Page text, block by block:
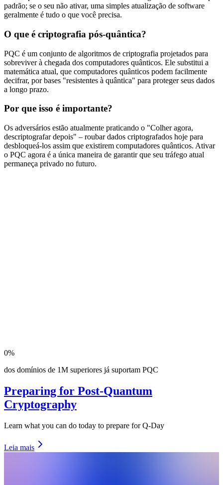
padrão; se o seu não ativar, uma simples atualização de software
geralmente é tudo o que você precisa.
O que é criptografia pós-quântica?
PQC é um conjunto de algoritmos de criptografia projetados para
sobreviver à chegada dos computadores quânticos. Ele substitui a
matemática atual, que computadores quânticos podem facilmente
decifrar, por bases "resistentes à quântica" para proteger seus dados
a longo prazo.
Por que isso é importante?
Os adversários estão atualmente praticando o "Colher agora,
descriptografar depois" – roubar dados criptografados hoje para
desbloqueá-los assim que existirem computadores quânticos. Ativar
o PQC agora é a única maneira de garantir que seu tráfego atual
permaneça privado no futuro.
0%
dos domínios de 1M superiores já suportam PQC
Preparing for Post-Quantum
Cryptography
Learn what you can do today to prepare for Q-Day
Leia mais